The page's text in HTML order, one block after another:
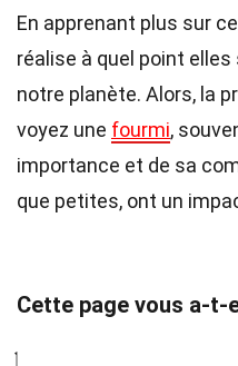
En apprenant plus sur
réalise à quel point
notre planète. Alors, la
voyez une fourmi,
importance et de sa
que petites, ont un
Cette page vous a-t-